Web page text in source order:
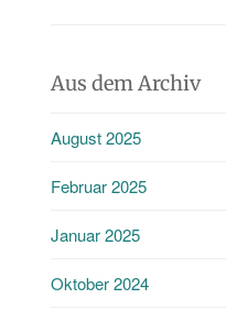
Aus dem Archiv
August 2025
Februar 2025
Januar 2025
Oktober 2024